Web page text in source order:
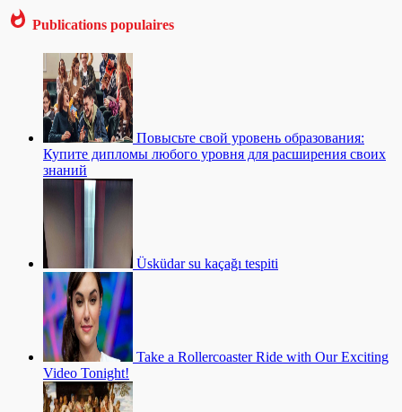
Publications populaires
Повысьте свой уровень образования:
Купите дипломы любого уровня для расширения своих
знаний
Üsküdar su kaçağı tespiti
Take a Rollercoaster Ride with Our Exciting
Video Tonight!